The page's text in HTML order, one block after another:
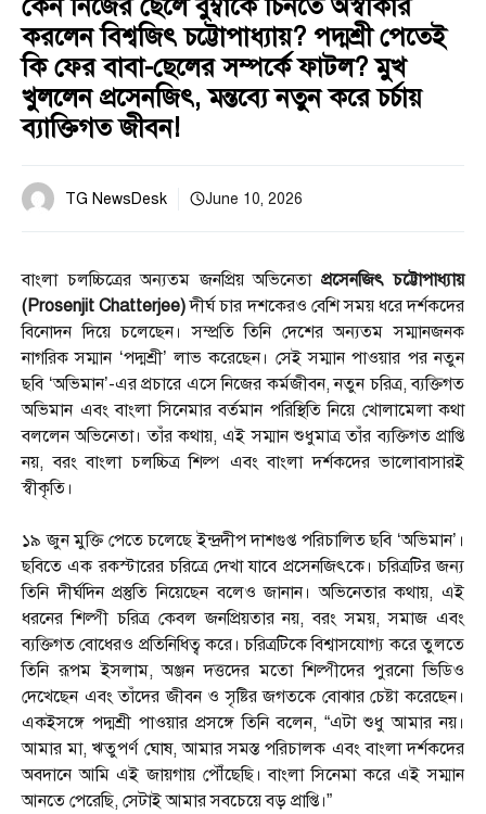
কেন নিজের ছেলে বুম্বাকে চিনতে অস্বীকার
করলেন বিশ্বজিৎ চট্টোপাধ্যায়? পদ্মশ্রী পেতেই
কি ফের বাবা-ছেলের সম্পর্কে ফাটল? মুখ
খুললেন প্রসেনজিৎ, মন্তব্যে নতুন করে চর্চায়
ব্যাক্তিগত জীবন!
TG NewsDesk June 10, 2026
বাংলা চলচ্চিত্রের অন্যতম জনপ্রিয় অভিনেতাপ্রসেনজিৎ চট্টোপাধ্যায়
(Prosenjit Chatterjee)দীর্ঘ চার দশকেরও বেশি সময় ধরে দর্শকদের
বিনোদন দিয়ে চলেছেন। সম্প্রতি তিনি দেশের অন্যতম সম্মানজনক
নাগরিক সম্মান ‘পদ্মশ্রী’ লাভ করেছেন। সেই সম্মান পাওয়ার পর নতুন
ছবি ‘অভিমান’-এর প্রচারে এসে নিজের কর্মজীবন, নতুন চরিত্র, ব্যক্তিগত
অভিমান এবং বাংলা সিনেমার বর্তমান পরিস্থিতি নিয়ে খোলামেলা কথা
বললেন অভিনেতা। তাঁর কথায়, এই সম্মান শুধুমাত্র তাঁর ব্যক্তিগত প্রাপ্তি
নয়, বরং বাংলা চলচ্চিত্র শিল্প এবং বাংলা দর্শকদের ভালোবাসারই
স্বীকৃতি।
১৯ জুন মুক্তি পেতে চলেছে ইন্দ্রদীপ দাশগুপ্ত পরিচালিত ছবি ‘অভিমান’।
ছবিতে এক রকস্টারের চরিত্রে দেখা যাবে প্রসেনজিৎকে। চরিত্রটির জন্য
তিনি দীর্ঘদিন প্রস্তুতি নিয়েছেন বলেও জানান। অভিনেতার কথায়, এই
ধরনের শিল্পী চরিত্র কেবল জনপ্রিয়তার নয়, বরং সময়, সমাজ এবং
ব্যক্তিগত বোধেরও প্রতিনিধিত্ব করে। চরিত্রটিকে বিশ্বাসযোগ্য করে তুলতে
তিনি রূপম ইসলাম, অঞ্জন দত্তদের মতো শিল্পীদের পুরনো ভিডিও
দেখেছেন এবং তাঁদের জীবন ও সৃষ্টির জগতকে বোঝার চেষ্টা করেছেন।
একইসঙ্গে পদ্মশ্রী পাওয়ার প্রসঙ্গে তিনি বলেন, “এটা শুধু আমার নয়।
আমার মা, ঋতুপর্ণ ঘোষ, আমার সমস্ত পরিচালক এবং বাংলা দর্শকদের
অবদানে আমি এই জায়গায় পৌঁছেছি। বাংলা সিনেমা করে এই সম্মান
আনতে পেরেছি, সেটাই আমার সবচেয়ে বড় প্রাপ্তি।”